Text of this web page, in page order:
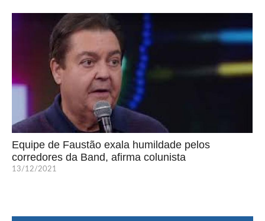
Equipe de Faustão exala humildade pelos
corredores da Band, afirma colunista
13/12/2021